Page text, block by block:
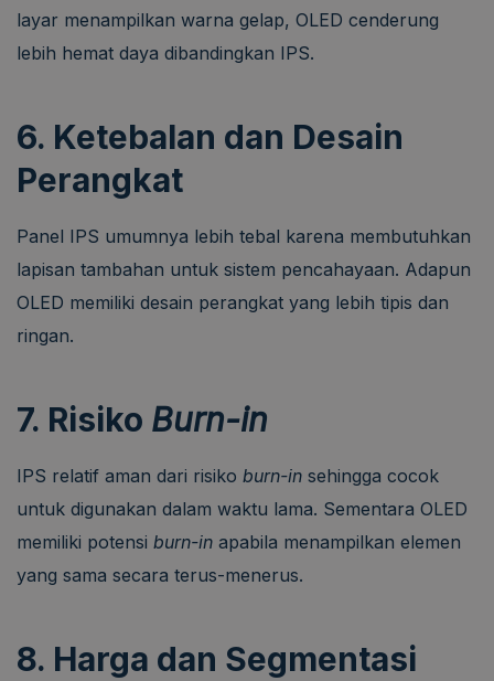
layar menampilkan warna gelap, OLED cenderung
lebih hemat daya dibandingkan IPS.
6. Ketebalan dan Desain
Perangkat
Panel IPS umumnya lebih tebal karena membutuhkan
lapisan tambahan untuk sistem pencahayaan. Adapun
OLED memiliki desain perangkat yang lebih tipis dan
ringan.
7. Risiko Burn-in
IPS relatif aman dari risiko burn-in sehingga cocok
untuk digunakan dalam waktu lama. Sementara OLED
memiliki potensi burn-in apabila menampilkan elemen
yang sama secara terus-menerus.
8. Harga dan Segmentasi